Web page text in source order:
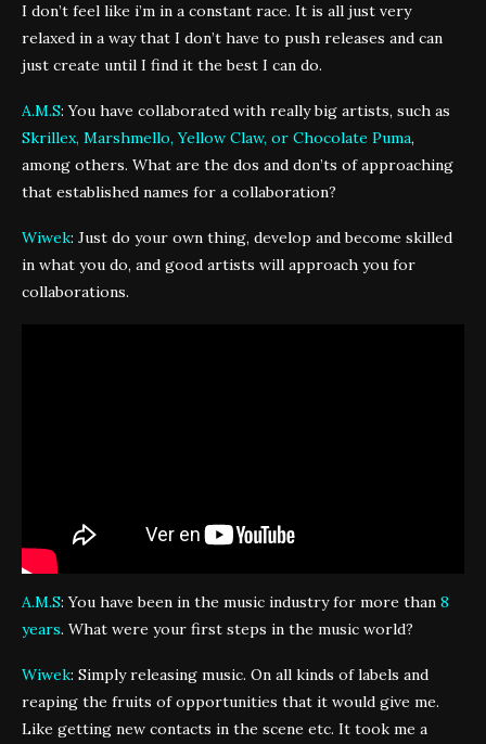
I don’t feel like i’m in a constant race. It is all just very
relaxed in a way that I don’t have to push releases and can
just create until I find it the best I can do.
A.M.S: You have collaborated with really big artists, such as
Skrillex, Marshmello, Yellow Claw, or Chocolate Puma,
among others. What are the dos and don’ts of approaching
that established names for a collaboration?
Wiwek: Just do your own thing, develop and become skilled
in what you do, and good artists will approach you for
collaborations.
A.M.S: You have been in the music industry for more than 8
years. What were your first steps in the music world?
Wiwek: Simply releasing music. On all kinds of labels and
reaping the fruits of opportunities that it would give me.
Like getting new contacts in the scene etc. It took me a